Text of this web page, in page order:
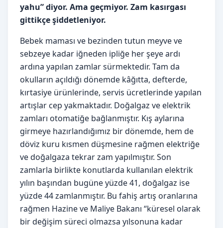
yahu” diyor. Ama geçmiyor. Zam kasırgası
gittikçe şiddetleniyor.
Bebek maması ve bezinden tutun meyve ve
sebzeye kadar iğneden ipliğe her şeye ardı
ardına yapılan zamlar sürmektedir. Tam da
okulların açıldığı dönemde kâğıtta, defterde,
kırtasiye ürünlerinde, servis ücretlerinde yapılan
artışlar cep yakmaktadır. Doğalgaz ve elektrik
zamları otomatiğe bağlanmıştır. Kış aylarına
girmeye hazırlandığımız bir dönemde, hem de
döviz kuru kısmen düşmesine rağmen elektriğe
ve doğalgaza tekrar zam yapılmıştır. Son
zamlarla birlikte konutlarda kullanılan elektrik
yılın başından bugüne yüzde 41, doğalgaz ise
yüzde 44 zamlanmıştır. Bu fahiş artış oranlarına
rağmen Hazine ve Maliye Bakanı “küresel olarak
bir değişim süreci olmazsa yılsonuna kadar